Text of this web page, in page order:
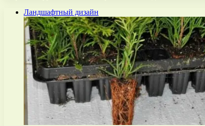
Ландшафтный дизайн